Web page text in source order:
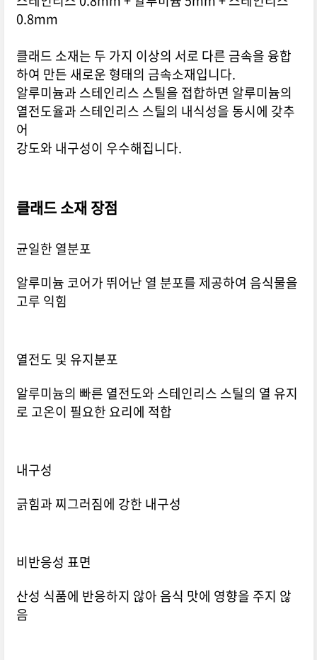
0.8mm
클래드 소재는 두 가지 이상의 서로 다른 금속을 융합
하여 만든 새로운 형태의 금속소재입니다.
알루미늄과 스테인리스 스틸을 접합하면 알루미늄의
열전도율과 스테인리스 스틸의 내식성을 동시에 갖추
어
강도와 내구성이 우수해집니다.
클래드 소재 장점
균일한 열분포
알루미늄 코어가 뛰어난 열 분포를 제공하여 음식물을
고루 익힘
열전도 및 유지분포
알루미늄의 빠른 열전도와 스테인리스 스틸의 열 유지
로 고온이 필요한 요리에 적합
내구성
긁힘과 찌그러짐에 강한 내구성
비반응성 표면
산성 식품에 반응하지 않아 음식 맛에 영향을 주지 않
음